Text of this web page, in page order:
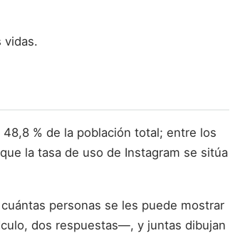
vidas.
% de la población total; entre los
la tasa de uso de Instagram se sitúa
personas se les puede mostrar
dos respuestas—, y juntas dibujan